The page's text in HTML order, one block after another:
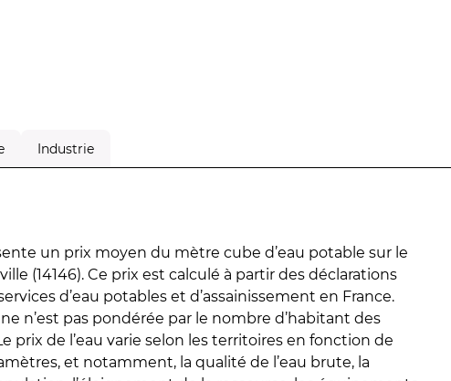
Industrie
un prix moyen du mètre cube d’eau potable sur le
(14146). Ce prix est calculé à partir des déclarations
d’eau potables et d’assainissement en France.
n’est pas pondérée par le nombre d’habitant des
prix de l’eau varie selon les territoires en fonction de
et notamment, la qualité de l’eau brute, la